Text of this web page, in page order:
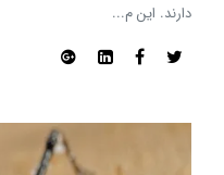
دارند. این م...